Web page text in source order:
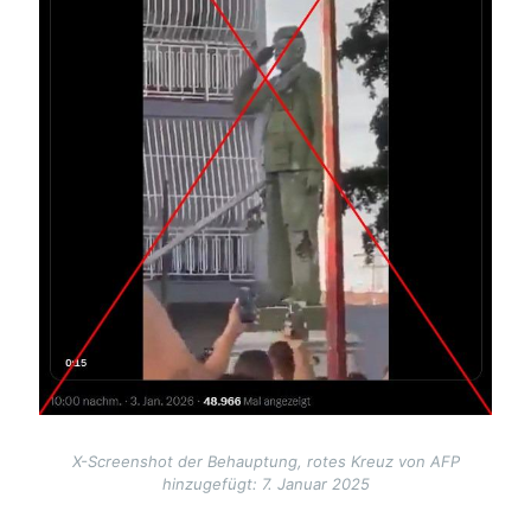
X-Screenshot der Behauptung, rotes Kreuz von AFP
hinzugefügt: 7. Januar 2025